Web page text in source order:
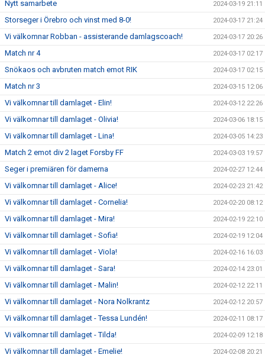
Nytt samarbete 2024-03-19 21:11
Storseger i Örebro och vinst med 8-0! 2024-03-17 21:24
Vi välkomnar Robban - assisterande damlagscoach! 2024-03-17 20:26
Match nr 4 2024-03-17 02:17
Snökaos och avbruten match emot RIK 2024-03-17 02:15
Match nr 3 2024-03-15 12:06
Vi välkomnar till damlaget - Elin! 2024-03-12 22:26
Vi välkomnar till damlaget - Olivia! 2024-03-06 18:15
Vi välkomnar till damlaget - Lina! 2024-03-05 14:23
Match 2 emot div 2 laget Forsby FF 2024-03-03 19:57
Seger i premiären för damerna 2024-02-27 12:44
Vi välkomnar till damlaget - Alice! 2024-02-23 21:42
Vi välkomnar till damlaget - Cornelia! 2024-02-20 08:12
Vi välkomnar till damlaget - Mira! 2024-02-19 22:10
Vi välkomnar till damlaget - Sofia! 2024-02-19 12:04
Vi välkomnar till damlaget - Viola! 2024-02-16 16:03
Vi välkomnar till damlaget - Sara! 2024-02-14 23:01
Vi välkomnar till damlaget - Malin! 2024-02-12 22:11
Vi välkomnar till damlaget - Nora Nolkrantz 2024-02-12 20:57
Vi välkomnar till damlaget - Tessa Lundén! 2024-02-11 08:17
Vi välkomnar till damlaget - Tilda! 2024-02-09 12:18
Vi välkomnar till damlaget - Emelie! 2024-02-08 20:21